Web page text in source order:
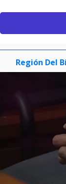
Región Del